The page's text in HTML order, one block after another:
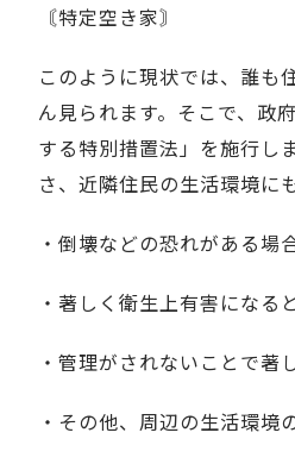
〘特定空き家〙
このように現状では、誰も
ん見られます。そこで、政
する特別措置法」を施行し
さ、近隣住民の生活環境に
・倒壊などの恐れがある場
・著しく衛生上有害になる
・管理がされないことで著
・その他、周辺の生活環